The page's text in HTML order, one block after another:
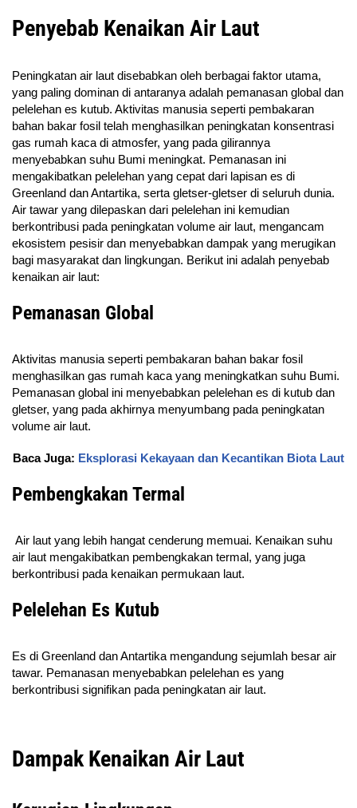
Penyebab Kenaikan Air Laut
Peningkatan air laut disebabkan oleh berbagai faktor utama,
yang paling dominan di antaranya adalah pemanasan global dan
pelelehan es kutub. Aktivitas manusia seperti pembakaran
bahan bakar fosil telah menghasilkan peningkatan konsentrasi
gas rumah kaca di atmosfer, yang pada gilirannya
menyebabkan suhu Bumi meningkat. Pemanasan ini
mengakibatkan pelelehan yang cepat dari lapisan es di
Greenland dan Antartika, serta gletser-gletser di seluruh dunia.
Air tawar yang dilepaskan dari pelelehan ini kemudian
berkontribusi pada peningkatan volume air laut, mengancam
ekosistem pesisir dan menyebabkan dampak yang merugikan
bagi masyarakat dan lingkungan. Berikut ini adalah penyebab
kenaikan air laut:
Pemanasan Global
Aktivitas manusia seperti pembakaran bahan bakar fosil
menghasilkan gas rumah kaca yang meningkatkan suhu Bumi.
Pemanasan global ini menyebabkan pelelehan es di kutub dan
gletser, yang pada akhirnya menyumbang pada peningkatan
volume air laut.
Baca Juga: Eksplorasi Kekayaan dan Kecantikan Biota Laut
Pembengkakan Termal
Air laut yang lebih hangat cenderung memuai. Kenaikan suhu
air laut mengakibatkan pembengkakan termal, yang juga
berkontribusi pada kenaikan permukaan laut.
Pelelehan Es Kutub
Es di Greenland dan Antartika mengandung sejumlah besar air
tawar. Pemanasan menyebabkan pelelehan es yang
berkontribusi signifikan pada peningkatan air laut.
Dampak Kenaikan Air Laut